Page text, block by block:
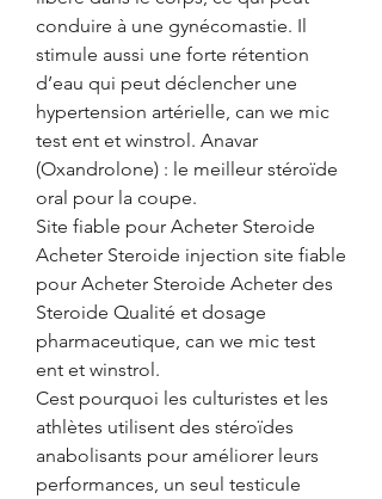
conduire à une gynécomastie. Il
stimule aussi une forte rétention
d’eau qui peut déclencher une
hypertension artérielle, can we mic
test ent et winstrol. Anavar
(Oxandrolone) : le meilleur stéroïde
oral pour la coupe.
Site fiable pour Acheter Steroide
Acheter Steroide injection site fiable
pour Acheter Steroide Acheter des
Steroide Qualité et dosage
pharmaceutique, can we mic test
ent et winstrol.
Cest pourquoi les culturistes et les
athlètes utilisent des stéroïdes
anabolisants pour améliorer leurs
performances, un seul testicule